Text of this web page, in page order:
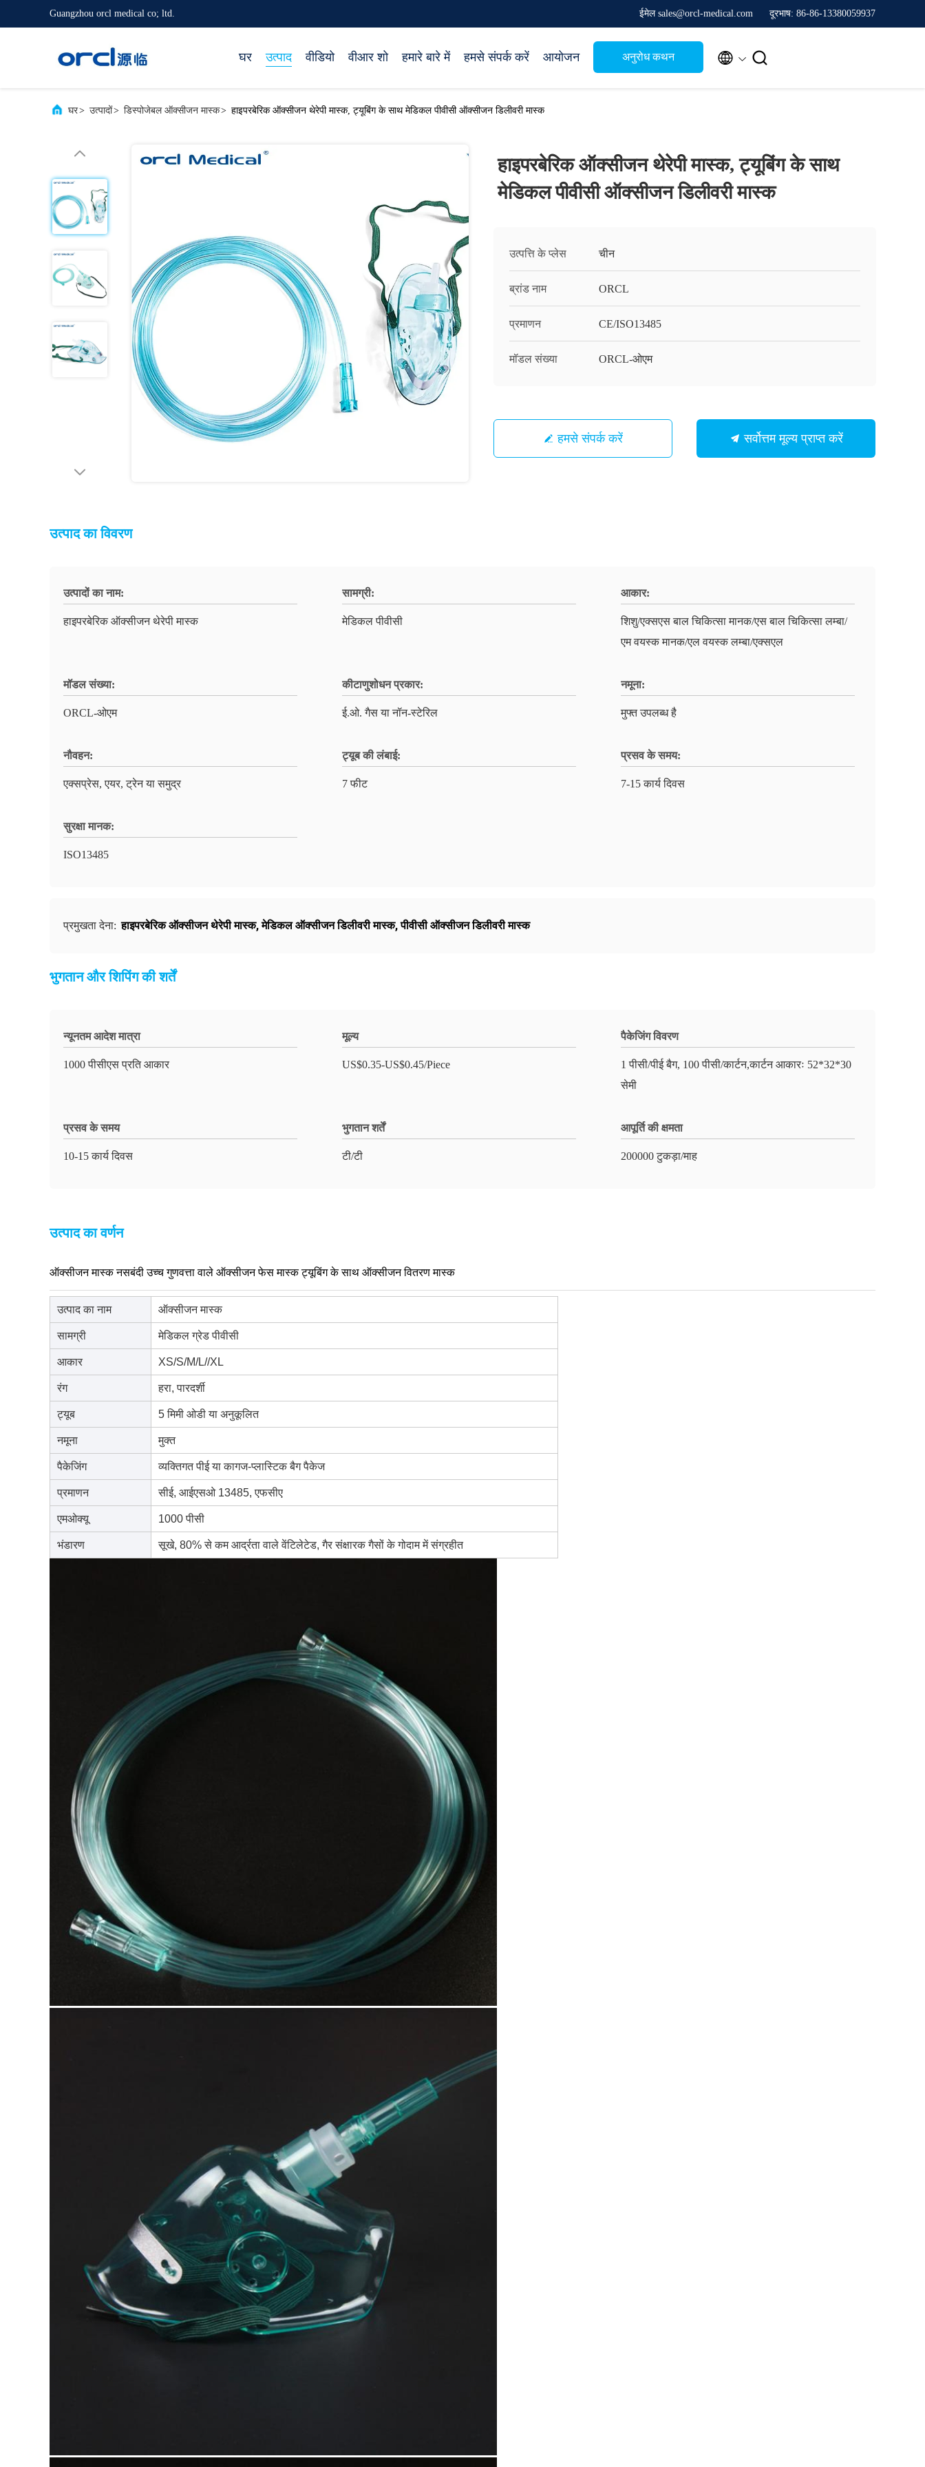
Guangzhou orcl medical co; ltd. ईमेल sales@orcl-medical.com दूरभाष: 86-86-13380059937
घर उत्पाद वीडियो वीआर शो हमारे बारे में हमसे संपर्क करें आयोजन अनुरोध कथन  
घर> उत्पादों> डिस्पोजेबल ऑक्सीजन मास्क> हाइपरबेरिक ऑक्सीजन थेरेपी मास्क, ट्यूबिंग के साथ मेडिकल पीवीसी ऑक्सीजन डिलीवरी मास्क
हाइपरबेरिक ऑक्सीजन थेरेपी मास्क, ट्यूबिंग के साथ
मेडिकल पीवीसी ऑक्सीजन डिलीवरी मास्क
उत्पत्ति के प्लेस चीन
ब्रांड नाम ORCL
प्रमाणन CE/ISO13485
मॉडल संख्या ORCL-ओएम
हमसे संपर्क करें सर्वोत्तम मूल्य प्राप्त करें
उत्पाद का विवरण
उत्पादों का नाम:
हाइपरबेरिक ऑक्सीजन थेरेपी मास्क
सामग्री:
मेडिकल पीवीसी
आकार:
शिशु/एक्सएस बाल चिकित्सा मानक/एस बाल चिकित्सा लम्बा/
एम वयस्क मानक/एल वयस्क लम्बा/एक्सएल
मॉडल संख्या:
ORCL-ओएम
कीटाणुशोधन प्रकार:
ई.ओ. गैस या नॉन-स्टेरिल
नमूना:
मुफ्त उपलब्ध है
नौवहन:
एक्सप्रेस, एयर, ट्रेन या समुद्र
ट्यूब की लंबाई:
7 फीट
प्रसव के समय:
7-15 कार्य दिवस
सुरक्षा मानक:
ISO13485
प्रमुखता देना: हाइपरबेरिक ऑक्सीजन थेरेपी मास्क,मेडिकल ऑक्सीजन डिलीवरी मास्क,पीवीसी ऑक्सीजन डिलीवरी मास्क
भुगतान और शिपिंग की शर्तें
न्यूनतम आदेश मात्रा
1000 पीसीएस प्रति आकार
मूल्य
US$0.35-US$0.45/Piece
पैकेजिंग विवरण
1 पीसी/पीई बैग, 100 पीसी/कार्टन,कार्टन आकारः 52*32*30
सेमी
प्रसव के समय
10-15 कार्य दिवस
भुगतान शर्तें
टी/टी
आपूर्ति की क्षमता
200000 टुकड़ा/माह
उत्पाद का वर्णन
ऑक्सीजन मास्क नसबंदी उच्च गुणवत्ता वाले ऑक्सीजन फेस मास्क ट्यूबिंग के साथ ऑक्सीजन वितरण मास्क
उत्पाद का नाम ऑक्सीजन मास्क
सामग्री मेडिकल ग्रेड पीवीसी
आकार XS/S/M/L//XL
रंग हरा, पारदर्शी
ट्यूब 5 मिमी ओडी या अनुकूलित
नमूना मुक्त
पैकेजिंग व्यक्तिगत पीई या कागज-प्लास्टिक बैग पैकेज
प्रमाणन सीई, आईएसओ 13485, एफसीए
एमओक्यू 1000 पीसी
भंडारण सूखे, 80% से कम आर्द्रता वाले वेंटिलेटेड, गैर संक्षारक गैसों के गोदाम में संग्रहीत